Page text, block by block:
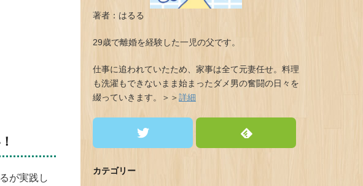
が実践し
著者：はるる
29歳で離婚を経験した一児の父です。
仕事に追われていたため、家事は全て元妻任せ。料理
も洗濯もできないまま始まったダメ男の奮闘の日々を
綴っていきます。＞＞詳細
カテゴリー